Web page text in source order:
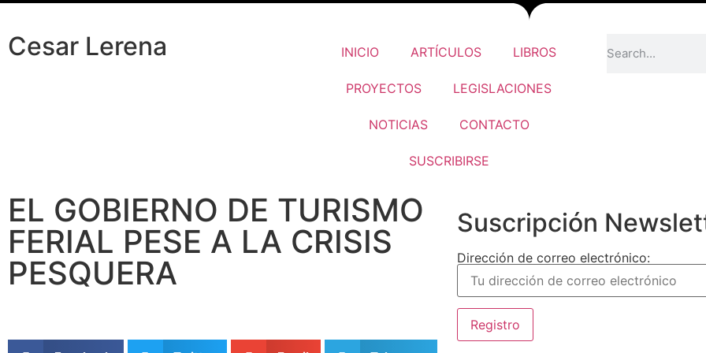
Cesar Lerena INICIO ARTÍCULOS LIBROS
PROYECTOS LEGISLACIONES
NOTICIAS CONTACTO
SUSCRIBIRSE
EL GOBIERNO DE TURISMO
FERIAL PESE A LA CRISIS
PESQUERA
Suscripción
Dirección de correo electrónico: